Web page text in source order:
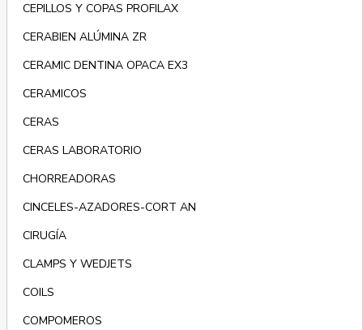
CEPILLOS Y COPAS PROFILAX
CERABIEN ALÚMINA ZR
CERAMIC DENTINA OPACA EX3
CERAMICOS
CERAS
CERAS LABORATORIO
CHORREADORAS
CINCELES-AZADORES-CORT AN
CIRUGÍA
CLAMPS Y WEDJETS
COILS
COMPOMEROS